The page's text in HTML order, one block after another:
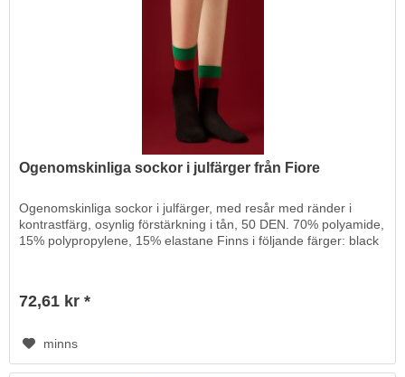
Ogenomskinliga sockor i julfärger från Fiore
Ogenomskinliga sockor i julfärger, med resår med ränder i
kontrastfärg, osynlig förstärkning i tån, 50 DEN. 70% polyamide,
15% polypropylene, 15% elastane Finns i följande färger: black
72,61 kr *
minns